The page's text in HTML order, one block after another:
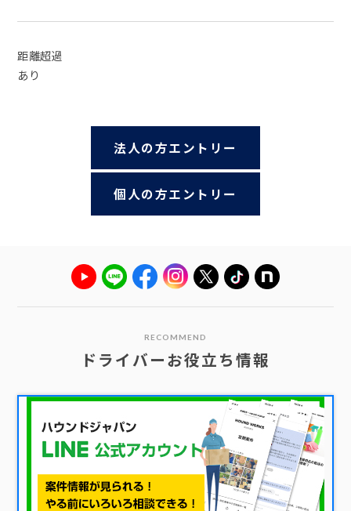
距離超過
あり
法人の方エントリー
個人の方エントリー
RECOMMEND
ドライバーお役立ち情報